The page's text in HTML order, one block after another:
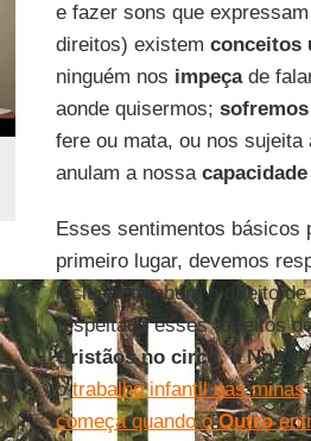
e fazer sons que
direitos) existem conceitos
ninguém nos impeçade
aonde quisermos; sofremos
fere ou mata, ou nos
anulam a nossa
Esses sentimentos básicos
primeiro lugar, devemos
incluem também o direito
respeitado esses "direitos
Cristãos no circo, aNoite
otrabalho infantil nas minas
começa quando oOutro